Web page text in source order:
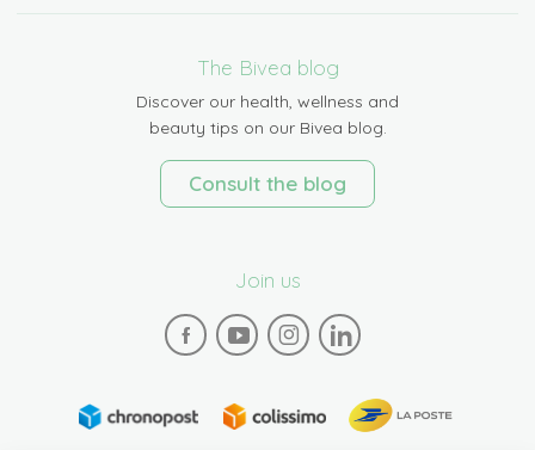
The Bivea blog
Discover our health, wellness and
beauty tips on our Bivea blog.
Consult the blog
Join us